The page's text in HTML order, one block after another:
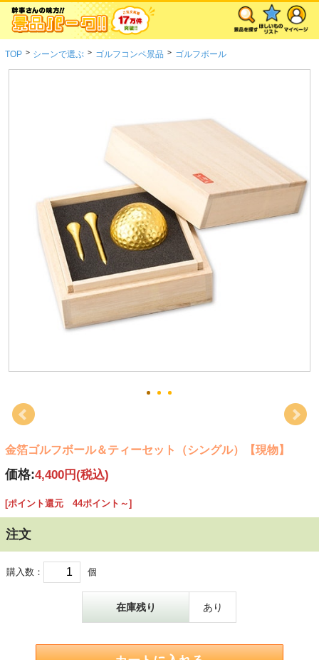
TOP > シーンで選ぶ > ゴルフコンペ景品 > ゴルフボール
金箔ゴルフボール＆ティーセット（シングル）【現物】
価格:4,400円(税込)
[ポイント還元 44ポイント～]
注文
購入数： 個
在庫残り あり